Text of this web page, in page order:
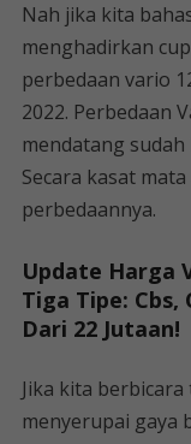
Nah jika kita
menghadirkan
perbedaan vario
2022. Perbedaan
mendatang
Secara kasat
perbedaannya.
Update Harga
Tiga Tipe: Cbs,
Dari 22 Jutaan!
Jika kita
menyerupai gaya